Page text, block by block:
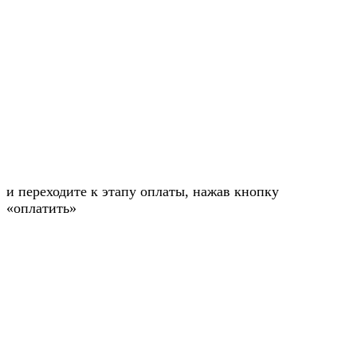
и переходите к этапу оплаты, нажав кнопку
«оплатить»